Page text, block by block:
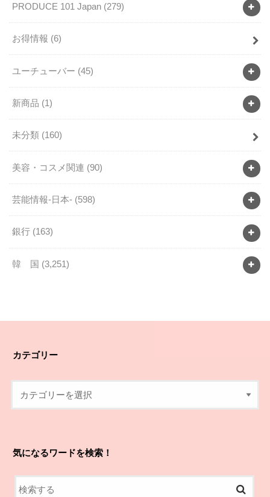
PRODUCE 101 Japan (279)
お得情報 (6)
ユーチューバー (45)
新商品 (1)
未分類 (160)
美容・コスメ関連 (90)
芸能情報-日本- (598)
銀行 (163)
韓 国 (3,251)
カテゴリー
気になるワードを検索！